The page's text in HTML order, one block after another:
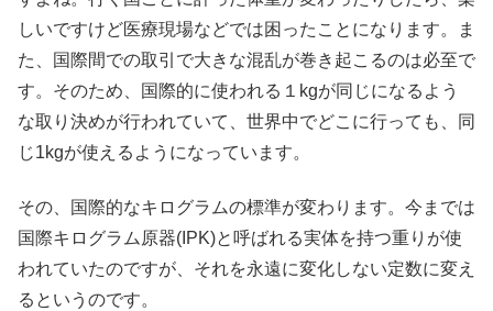
しいですけど医療現場などでは困ったことになります。ま
た、国際間での取引で大きな混乱が巻き起こるのは必至で
す。そのため、国際的に使われる１kgが同じになるよう
な取り決めが行われていて、世界中でどこに行っても、同
じ1kgが使えるようになっています。
その、国際的なキログラムの標準が変わります。今までは
国際キログラム原器(IPK)と呼ばれる実体を持つ重りが使
われていたのですが、それを永遠に変化しない定数に変え
るというのです。